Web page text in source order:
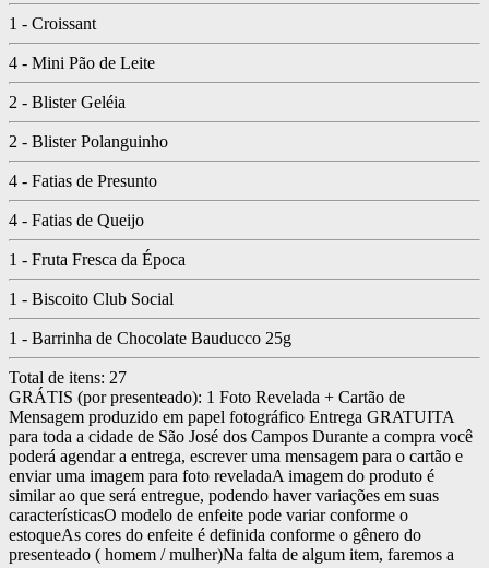
1 - Croissant
4 - Mini Pão de Leite
2 - Blister Geléia
2 - Blister Polanguinho
4 - Fatias de Presunto
4 - Fatias de Queijo
1 - Fruta Fresca da Época
1 - Biscoito Club Social
1 - Barrinha de Chocolate Bauducco 25g
Total de itens: 27
GRÁTIS (por presenteado): 1 Foto Revelada + Cartão de
Mensagem produzido em papel fotográfico Entrega GRATUITA
para toda a cidade de São José dos Campos Durante a compra você
poderá agendar a entrega, escrever uma mensagem para o cartão e
enviar uma imagem para foto reveladaA imagem do produto é
similar ao que será entregue, podendo haver variações em suas
característicasO modelo de enfeite pode variar conforme o
estoqueAs cores do enfeite é definida conforme o gênero do
presenteado ( homem / mulher)Na falta de algum item, faremos a